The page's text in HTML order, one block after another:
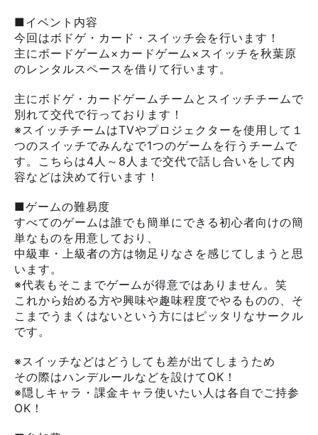
■イベント内容
今回はボドゲ・カード・スイッチ会を行います！
主にボードゲーム×カードゲーム×スイッチを秋葉原
のレンタルスペースを借りて行います。
主にボドゲ・カードゲームチームとスイッチチームで
別れて交代で行っております！
※スイッチチームはTVやプロジェクターを使用して１
つのスイッチでみんなで1つのゲームを行うチームで
す。こちらは4人～8人まで交代で話し合いをして内
容などは決めて行います！
■ゲームの難易度
すべてのゲームは誰でも簡単にできる初心者向けの簡
単なものを用意しており、
中級車・上級者の方は物足りなさを感じてしまうと思
います。
※代表もそこまでゲームが得意ではありません。笑
これから始める方や興味や趣味程度でやるものの、そ
こまでうまくはないという方にはピッタリなサークル
です。
※スイッチなどはどうしても差が出てしまうため
その際はハンデルールなどを設けてOK！
※隠しキャラ・課金キャラ使いたい人は各自でご持参
OK！